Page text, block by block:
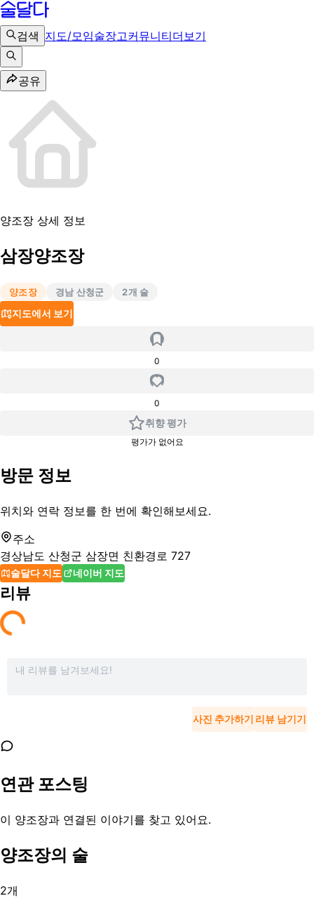
검색 지도/모임술장고커뮤니티더보기
공유
양조장 상세 정보
삼장양조장
양조장 경남 산청군 2개 술
지도에서 보기
0
0
취향 평가
평가가 없어요
방문 정보
위치와 연락 정보를 한 번에 확인해보세요.
주소
경상남도 산청군 삼장면 친환경로 727
술달다 지도 네이버 지도
리뷰
사진 추가하기 리뷰 남기기
연관 포스팅
이 양조장과 연결된 이야기를 찾고 있어요.
양조장의 술
2개